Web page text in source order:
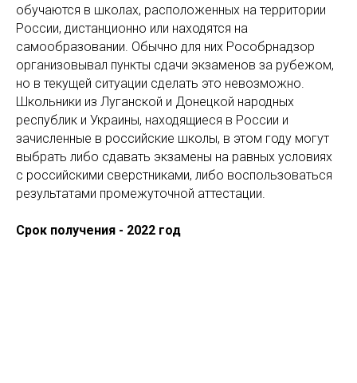
обучаются в школах, расположенных на территории
России, дистанционно или находятся на
самообразовании. Обычно для них Рособрнадзор
организовывал пункты сдачи экзаменов за рубежом,
но в текущей ситуации сделать это невозможно.
Школьники из Луганской и Донецкой народных
республик и Украины, находящиеся в России и
зачисленные в российские школы, в этом году могут
выбрать либо сдавать экзамены на равных условиях
с российскими сверстниками, либо воспользоваться
результатами промежуточной аттестации.
Срок получения - 2022 год